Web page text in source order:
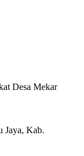
Desa Mekar
Jaya, Kab.